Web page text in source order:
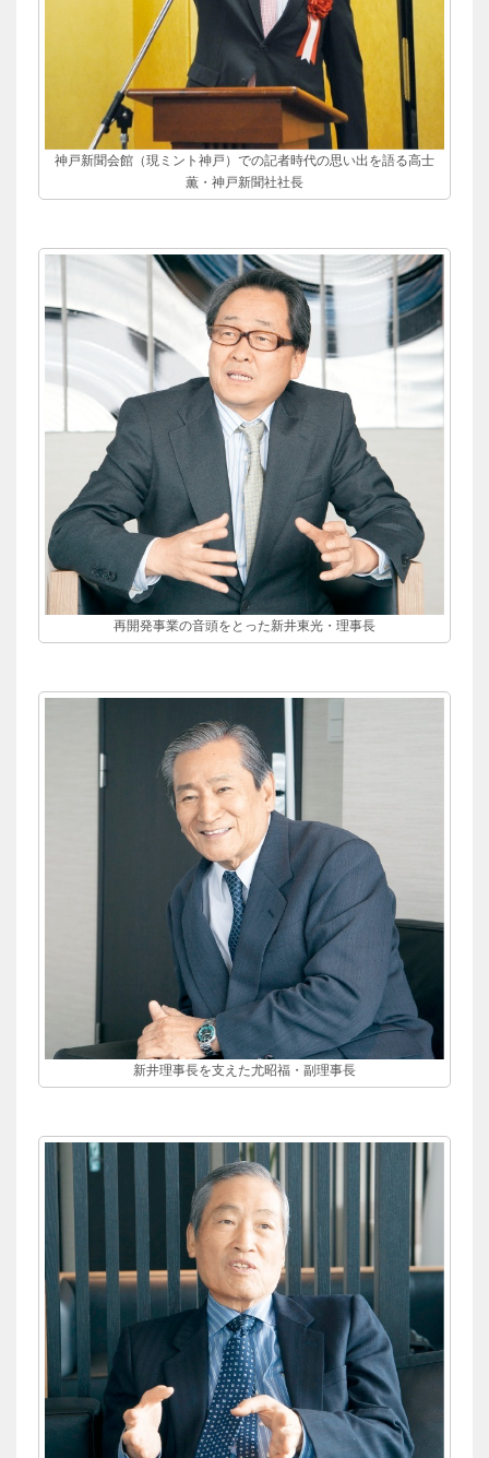
神戸新聞会館（現ミント神戸）での記者時代の思い出を語る高士
薫・神戸新聞社社長
再開発事業の音頭をとった新井東光・理事長
新井理事長を支えた尤昭福・副理事長